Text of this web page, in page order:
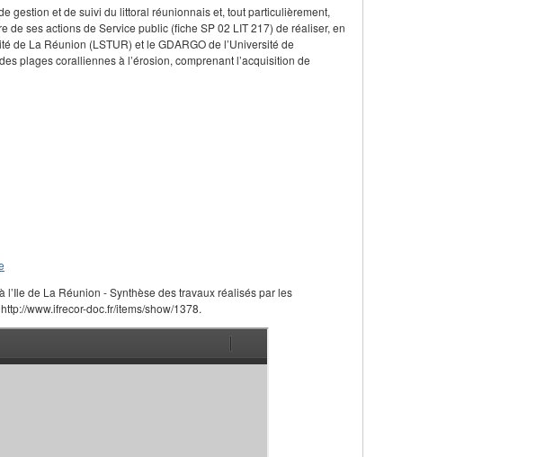
gestion et de suivi du littoral réunionnais et, tout particulièrement,
ses actions de Service public (fiche SP 02 LIT 217) de réaliser, en
de La Réunion (LSTUR) et le GDARGO de l’Université de
plages coralliennes à l’érosion, comprenant l’acquisition de
de La Réunion - Synthèse des travaux réalisés par les
www.ifrecor-doc.fr/items/show/1378.